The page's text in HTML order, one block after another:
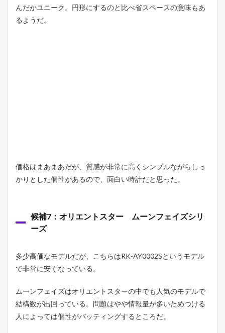
んだかユニーク。円形にするのと比べ省スペースの意味もあ
るようだ。
価格はまあまあだが、質感が非常に高くシンプルながらしっ
かりとした個性があるので、面白い時計だと思った。
候補7：オリエントスター ムーンフェイズシリ
ーズ
多少高価なモデルだが、こちらはRK-AY0002Sというモデル
で非常に安くなっている。
ムーンフェイズはオリエントスターの中でも人気のモデルで
結構数が出回っている。問題はやや情報量が多いためつける
人によっては個性がバッティングするところだ。